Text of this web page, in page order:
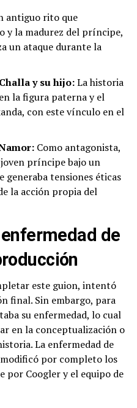
antiguo rito que
y la madurez del príncipe,
un ataque durante la
y su hijo:La historia
la figura paterna y el
con este vínculo en el
Como antagonista,
príncipe bajo un
tensiones éticas
la acción propia del
de
este guion, intentó
final. Sin embargo, para
su enfermedad, lo cual
en la conceptualización o
La enfermedad de
por completo los
por Coogler y el equipo de